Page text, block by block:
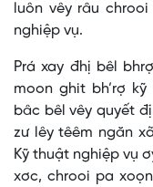
luôn vêy râu
nghiệp vụ.
Prá xay đhị bêl
moon ghit bh’rợ kỹ
bâc bêl vêy quyết
zư lêy têêm ngăn
Kỹ thuật nghiệp vụ
xơc, chrooi pa